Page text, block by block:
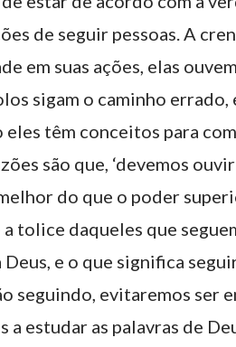
de seguir pessoas. A
em suas ações, elas
sigam o caminho errado,
têm conceitos para
são que, ‘devemos
do que o poder
tolice daqueles que
e o que significa seguir
seguindo, evitaremos ser
estudar as palavras de